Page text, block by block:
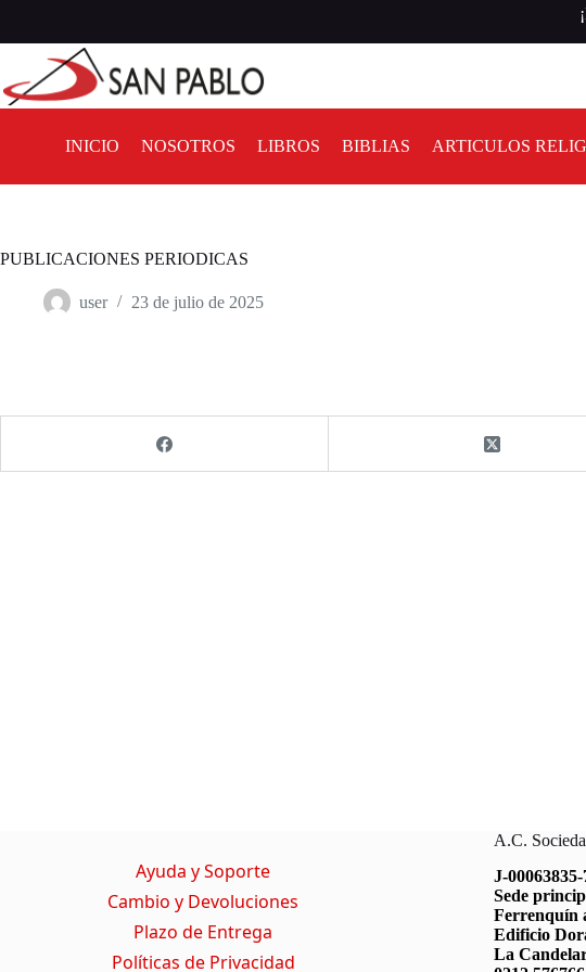
INICIO NOSOTROS LIBROS BIBLIAS ARTICULOS
PUBLICACIONES PERIODICAS
user 23 de julio de 2025
Ayuda y Soporte
Cambio y Devoluciones
Plazo de Entrega
Políticas de Privacidad
A.C.
J-00063835-
Sede
Ferrenquín
Edificio
La